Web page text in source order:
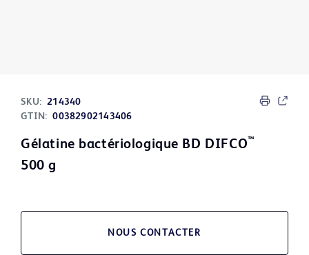
SKU: 214340
GTIN: 00382902143406
Gélatine bactériologique BD DIFCO™
500 g
NOUS CONTACTER